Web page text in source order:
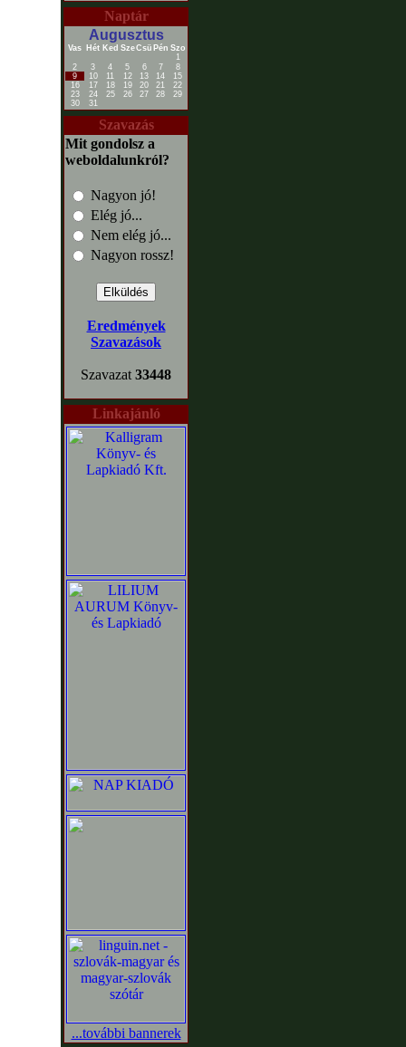
Naptár
Augusztus
Vas Hét Ked SzeCsü Pén Szo
1
2
3 4 5 6 7
8
9
10 11 12 13 14
15
16
17 18 19 20 21
22
23
24 25 26 27 28
29
30
31
Szavazás
Mit gondolsz a
weboldalunkról?
Nagyon jó!
Elég jó...
Nem elég jó...
Nagyon rossz!
Eredmények
Szavazások
Szavazat 33448
Linkajánló
...további bannerek